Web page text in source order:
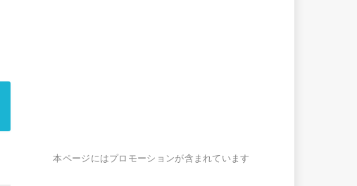
本ページにはプロモーションが含まれています